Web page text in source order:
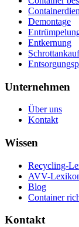
Demontage
Entkernung
Schrottankauf
Unternehmen
Über uns
Kontakt
Wissen
Recycling-
AVV-
Blog
Container
Kontakt